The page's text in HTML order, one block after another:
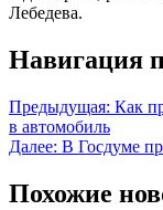
Лебедева.
Навигация
Предыдущая: Как
в автомобиль
Далее: В Госдуме
Похожие